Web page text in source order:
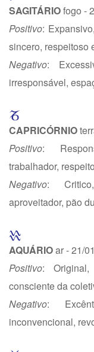
SAGITÁRIOfogo -
Positivo:
sincero, respeitoso
Negativo:
irresponsável,
CAPRICÓRNIO
Positivo:
trabalhador,
Negativo:
aproveitador, pão
AQUÁRIOar - 21/
Positivo: Original,
consciente da
Negativo:
inconvencional,